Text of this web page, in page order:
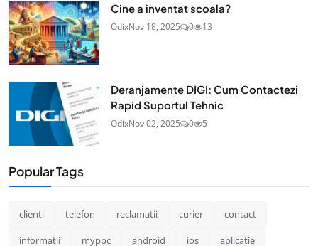
Cine a inventat scoala?
OdixNov 18, 2025 0 13
Deranjamente DIGI: Cum Contactezi
Rapid Suportul Tehnic
OdixNov 02, 2025 0 5
Popular Tags
clienti telefon reclamatii curier contact
informatii myppc android ios aplicatie